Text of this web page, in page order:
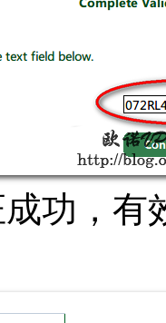
功，有